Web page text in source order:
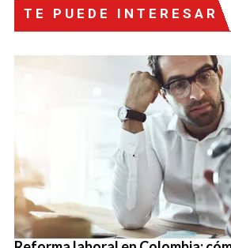
TE PUEDE INTERESAR